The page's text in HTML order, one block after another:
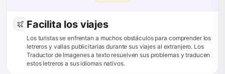
Facilita los viajes
Los turistas se enfrentan a muchos obstáculos para comprender los
letreros y vallas publicitarias durante sus viajes al extranjero. Los
Traductor de Imagenes a texto resuelven sus problemas y traducen
estos letreros a sus idiomas nativos.